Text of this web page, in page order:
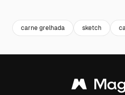
carne grelhada sketch